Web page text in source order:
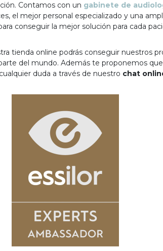
Contamos con un gabinete de
el mejor personal especializado y una
conseguir la mejor solución para cada
tienda online podrás conseguir nuestros
del mundo. Además te proponemos
duda a través de nuestro chat